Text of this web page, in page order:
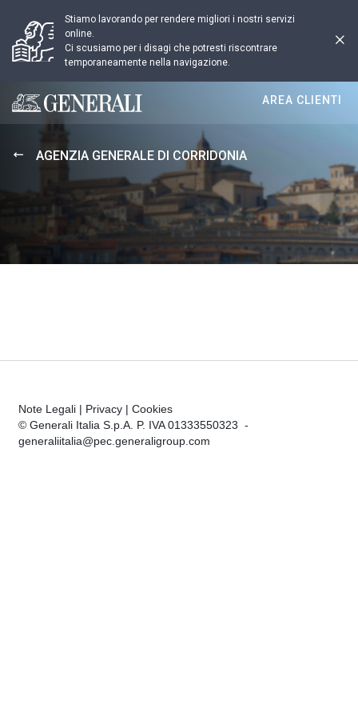
Stiamo lavorando per rendere migliori i nostri servizi
online.
Ci scusiamo per i disagi che potresti riscontrare
temporaneamente nella navigazione.
Generali logo
AREA CLIENTI
AGENZIA GENERALE DI CORRIDONIA
Note Legali | Privacy | Cookies
© Generali Italia S.p.A. P. IVA 01333550323 -
generaliitalia@pec.generaligroup.com